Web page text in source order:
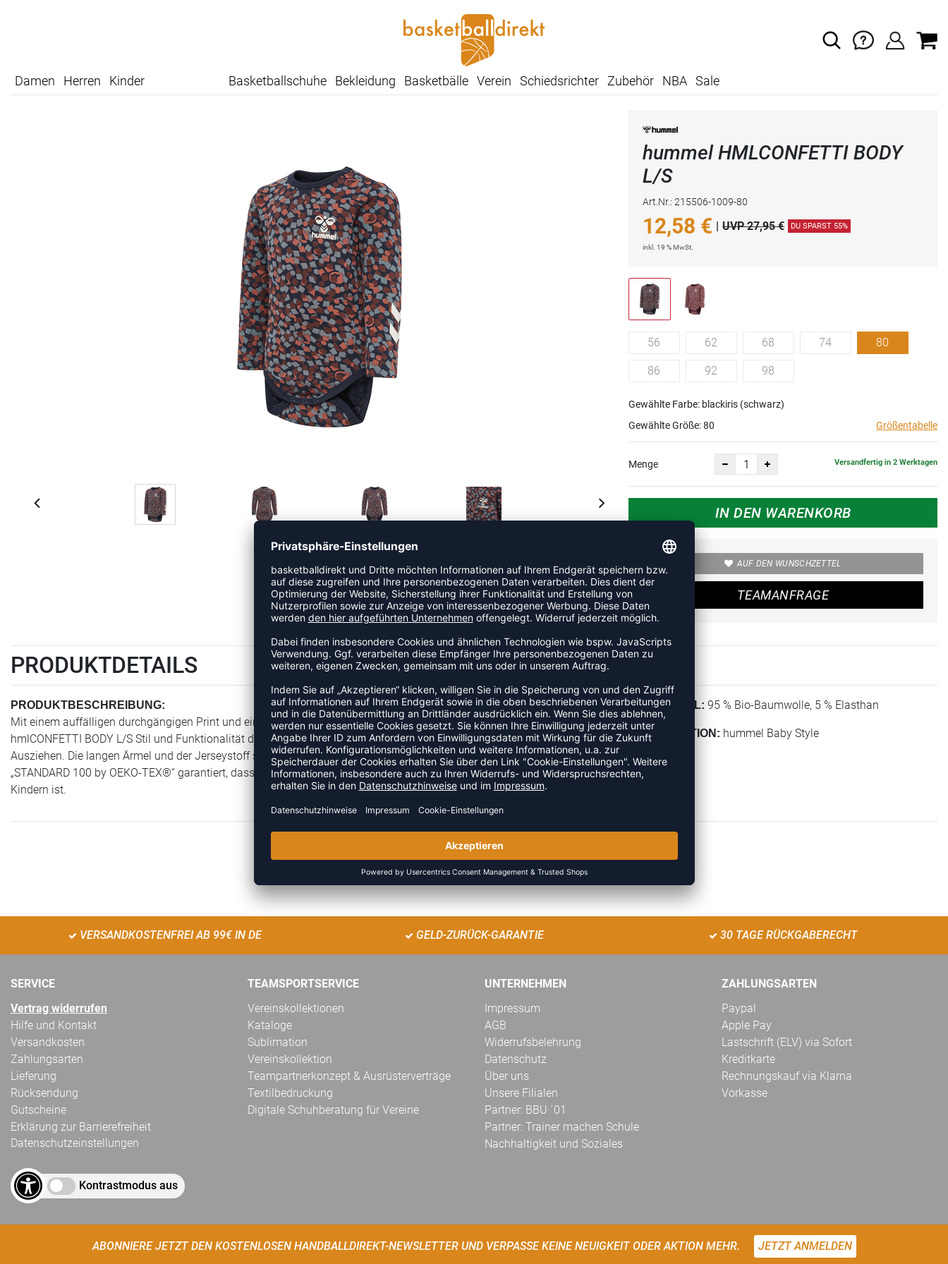
Damen Herren Kinder Basketballschuhe Bekleidung Basketbälle Verein Schiedsrichter Zubehör NBA Sale
hummel HMLCONFETTI BODY
L/S
Art.Nr.: 215506-1009-80
12,58 € | UVP 27,95 € DU SPARST 55%
inkl. 19 % MwSt.
56 62 68 74 80
86 92 98
Gewählte Farbe: blackiris (schwarz)
Gewählte Größe:80 Größentabelle
Menge Versandfertig in 2 Werktagen
IN DEN WARENKORB
AUF DEN WUNSCHZETTEL
TEAMANFRAGE
PRODUKTDETAILS
PRODUKTBESCHREIBUNG:
Mit einem auffälligen durchgängigen Print und einem Bumblebee® Logo, das dein Kind lieben wird, kombiniert der
hmlCONFETTI BODY L/S Stil und Funktionalität dank der Druckknopföffnung an der Unterseite für ein einfaches An- und
Ausziehen. Die langen Ärmel und der Jerseystoff sorgen für eine warme und bequeme Passform, während das Etikett
„STANDARD 100 by OEKO-TEX®“ garantiert, dass dieser hummel® Body frei von Schadstoffen und schonend zur Haut von
Kindern ist.
MATERIAL: 95 % Bio-Baumwolle, 5 % Elasthan
KOLLEKTION: hummel Baby Style
ZULETZT ANGESEHEN
VERSANDKOSTENFREI AB 99€ IN DE GELD-ZURÜCK-GARANTIE 30 TAGE RÜCKGABERECHT
SERVICE
Vertrag widerrufen
Hilfe und Kontakt
Versandkosten
Zahlungsarten
Lieferung
Rücksendung
Gutscheine
Erklärung zur Barrierefreiheit
Datenschutzeinstellungen
Kontrastmodus aus
TEAMSPORTSERVICE
Vereinskollektionen
Kataloge
Sublimation
Vereinskollektion
Teampartnerkonzept & Ausrüsterverträge
Textilbedruckung
Digitale Schuhberatung für Vereine
UNTERNEHMEN
Impressum
AGB
Widerrufsbelehrung
Datenschutz
Über uns
Unsere Filialen
Partner: BBU ´01
Partner: Trainer machen Schule
Nachhaltigkeit und Soziales
ZAHLUNGSARTEN
Paypal
Apple Pay
Lastschrift (ELV) via Sofort
Kreditkarte
Rechnungskauf via Klarna
Vorkasse
ABONNIERE JETZT DEN KOSTENLOSEN HANDBALLDIREKT-NEWSLETTER UND VERPASSE KEINE NEUIGKEIT ODER AKTION MEHR. JETZT ANMELDEN